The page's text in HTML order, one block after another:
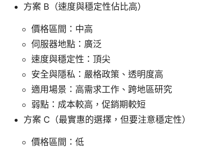
方案 B（速度與穩定性佔比高）
價格區間：中高
伺服器地點：廣泛
速度與穩定性：頂尖
安全與隱私：嚴格政策、透明度高
適用場景：高需求工作、跨地區研究
弱點：成本較高，促銷期較短
方案 C（最實惠的選擇，但要注意穩定性）
價格區間：低